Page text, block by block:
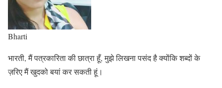
Bharti
भारती, मैं पत्रकारिता की छात्रा हूँ, मुझे लिखना पसंद है क्योंकि शब्दों के
ज़रिए मैं खुदको बयां कर सकती हूं।